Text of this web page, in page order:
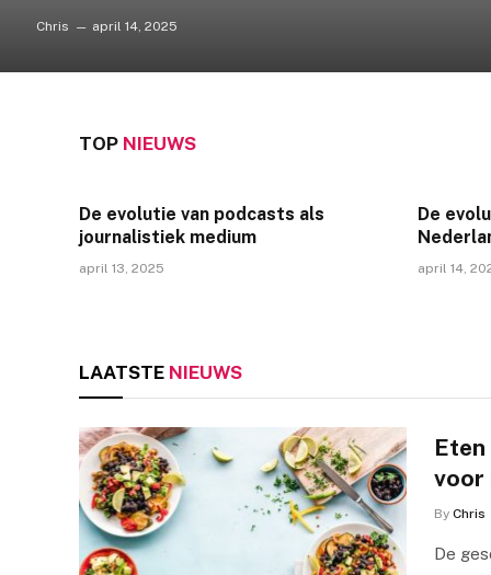
Chris april 14, 2025
TOP NIEUWS
De evolutie van podcasts als
journalistiek medium
april 13, 2025
De
april 14,
LAATSTE NIEUWS
voor
By Chris
De